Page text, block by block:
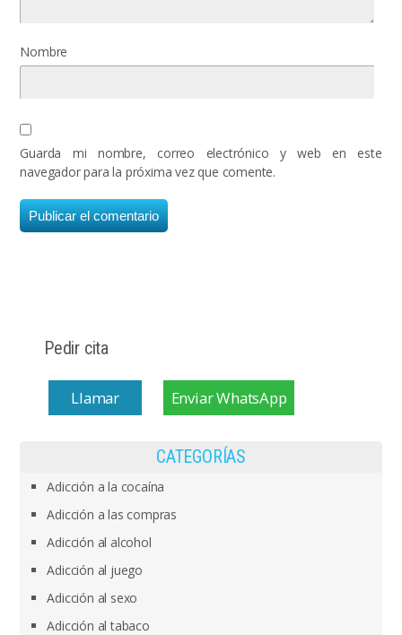
Nombre
Guarda mi nombre, correo electrónico y web en este
navegador para la próxima vez que comente.
Pedir cita
Llamar Enviar WhatsApp
CATEGORÍAS
Adicción a la cocaína
Adicción a las compras
Adicción al alcohol
Adicción al juego
Adicción al sexo
Adicción al tabaco